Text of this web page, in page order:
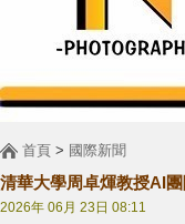
首頁 > 國際新聞
清華大學周卓煇教授AI團
2026年 06月 23日 08:11